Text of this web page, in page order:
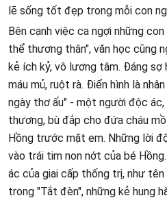
lẽ sống tốt đẹp trong mỗi con
Bên cạnh việc ca ngợi những
thể thương thân", văn học cũng
kẻ ích kỷ, vô lương tâm. Đáng sợ
máu mủ, ruột rà. Điển hình là
ngày thơ ấu" - một người độc ác,
thương, bù đắp cho đứa cháu
Hồng trước mặt em. Những lời
vào trái tim non nớt của bé
ác của giai cấp thống trị, như
trong "Tắt đèn", những kẻ hung